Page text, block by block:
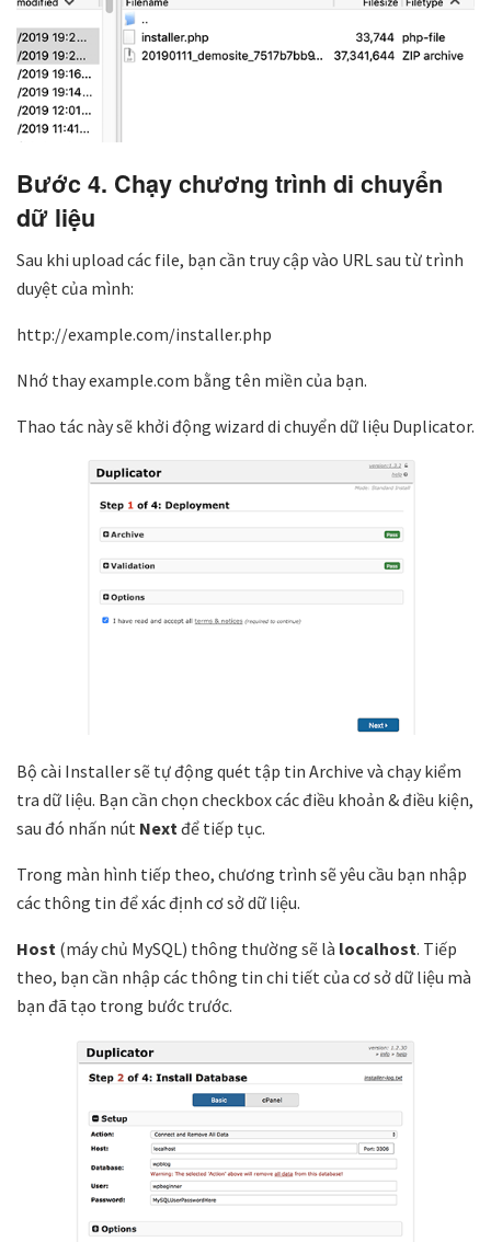
Bước 4. Chạy chương trình di chuyển
dữ liệu
Sau khi upload các file, bạn cần truy cập vào URL sau từ trình
duyệt của mình:
http://example.com/installer.php
Nhớ thay example.com bằng tên miền của bạn.
Thao tác này sẽ khởi động wizard di chuyển dữ liệu Duplicator.
Bộ cài Installer sẽ tự động quét tập tin Archive và chạy kiểm
tra dữ liệu. Bạn cần chọn checkbox các điều khoản & điều kiện,
sau đó nhấn nút Next để tiếp tục.
Trong màn hình tiếp theo, chương trình sẽ yêu cầu bạn nhập
các thông tin để xác định cơ sở dữ liệu.
Host (máy chủ MySQL) thông thường sẽ là localhost. Tiếp
theo, bạn cần nhập các thông tin chi tiết của cơ sở dữ liệu mà
bạn đã tạo trong bước trước.